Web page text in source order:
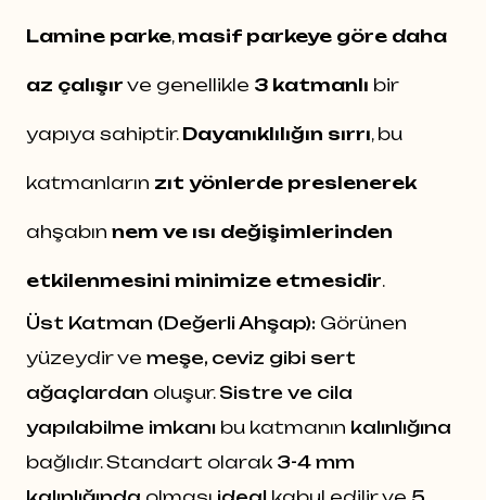
Lamine parke,masif parkeye göre daha
az çalışır ve genellikle 3 katmanlı bir
yapıya sahiptir. Dayanıklılığın sırrı, bu
katmanların zıt yönlerde preslenerek
ahşabın nem ve ısı değişimlerinden
etkilenmesini minimize etmesidir.
Üst Katman (Değerli Ahşap): Görünen
yüzeydir ve meşe, ceviz gibi sert
ağaçlardan oluşur. Sistre ve cila
yapılabilme imkanı bu katmanın kalınlığına
bağlıdır. Standart olarak 3-4 mm